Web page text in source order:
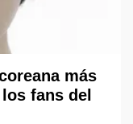
más
fans del